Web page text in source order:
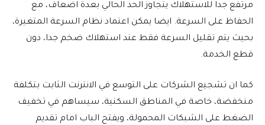
مرتفع جدا للاستهلاك يتجاوز الحد الحالي بعدة اضعاف، مع
الحفاظ على السرعة. ايضا يمكن اعتماد نظام السرعة المتغيرة،
بحيث يتم تقليل السرعة فقط عند استهلاك ضخم جدا، دون
قطع الخدمة.
كما ان تشجيع الشركات على التوسع في الانترنت الثابت بتكلفة
منخفضة، خاصة في المناطق السكنية، سيساهم في تخفيف
الضغط على الشبكات المحمولة، ويفتح الباب امام تقديم